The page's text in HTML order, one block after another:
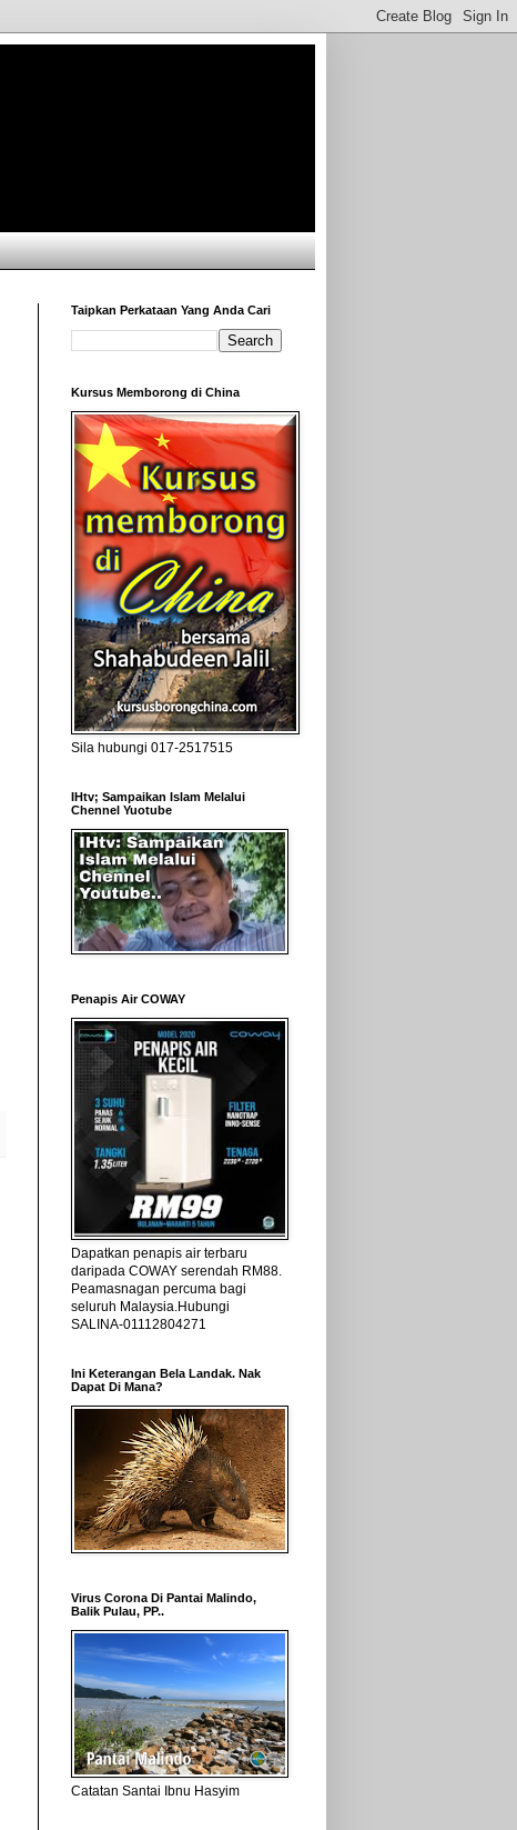
Taipkan Perkataan Yang Anda Cari
Kursus Memborong di China
Sila hubungi 017-2517515
IHtv; Sampaikan Islam Melalui
Chennel Yuotube
Penapis Air COWAY
Dapatkan penapis air terbaru
daripada COWAY serendah RM88.
Peamasnagan percuma bagi
seluruh Malaysia.Hubungi
SALINA-01112804271
Ini Keterangan Bela Landak. Nak
Dapat Di Mana?
Virus Corona Di Pantai Malindo,
Balik Pulau, PP..
Catatan Santai Ibnu Hasyim